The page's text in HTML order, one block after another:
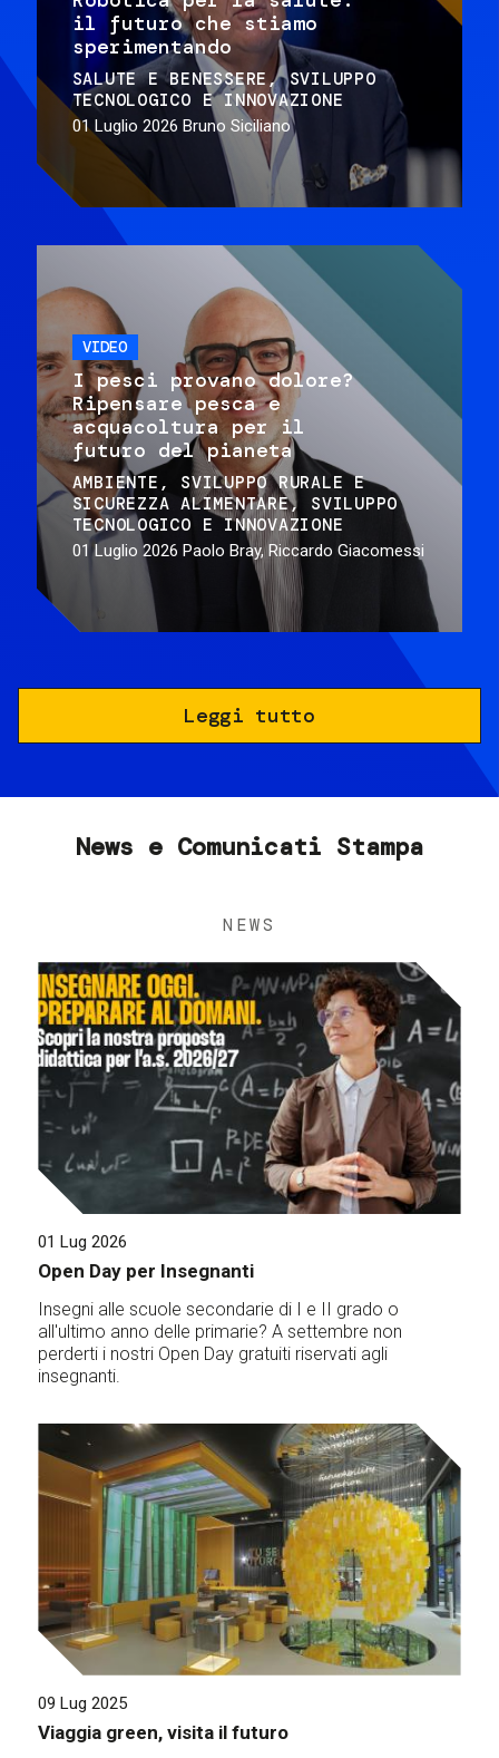
il futuro che stiamo
sperimentando
SALUTE E BENESSERE
SVILUPPO
TECNOLOGICO E INNOVAZIONE
01 Luglio 2026 Bruno Siciliano
VIDEO
I pesci provano dolore?
Ripensare pesca e
acquacoltura per il
futuro del pianeta
AMBIENTE
SVILUPPO RURALE E
SICUREZZA ALIMENTARE
SVILUPPO
TECNOLOGICO E INNOVAZIONE
01 Luglio 2026 Paolo Bray, Riccardo Giacomessi
Leggi tutto
News e Comunicati Stampa
NEWS
01 Lug 2026
Open Day per Insegnanti
Insegni alle scuole secondarie di I e II grado o
all'ultimo anno delle primarie? A settembre non
perderti i nostri Open Day gratuiti riservati agli
insegnanti.
09 Lug 2025
Viaggia green, visita il futuro